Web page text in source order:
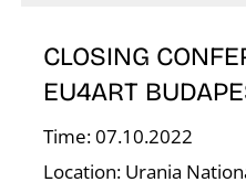
CLOSING
EU4ART
Time: 07.10.2022
Location: Urania